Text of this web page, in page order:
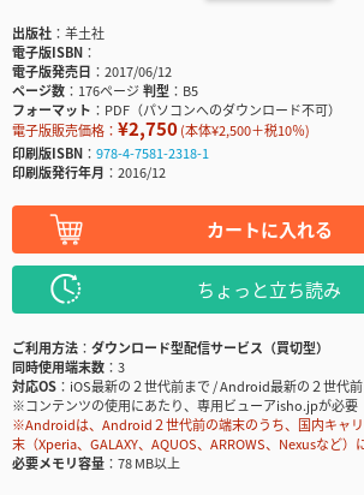
出版社
羊土社
電子版ISBN
電子版発売日
2017/06/12
ページ数
176ページ判型
B5
フォーマット
PDF（パソコンへのダウンロード不可）
電子版販売価格： ¥2,750(本体¥2,500＋税10％)
印刷版ISBN
978-4-7581-2318-1
印刷版発行年月
2016/12
カートに入れる
ちょっと立ち読み
ご利用方法
ダウンロード型配信サービス（買切型）
同時使用端末数
3
対応OS
iOS最新の２世代前まで / Android最新の２世代
※コンテンツの使用にあたり、専用ビューアisho.jpが必要
※Androidは、Android２世代前の端末のうち、国内キャ
末（Xperia、GALAXY、AQUOS、ARROWS、Nexusなど
必要メモリ容量
78 MB以上